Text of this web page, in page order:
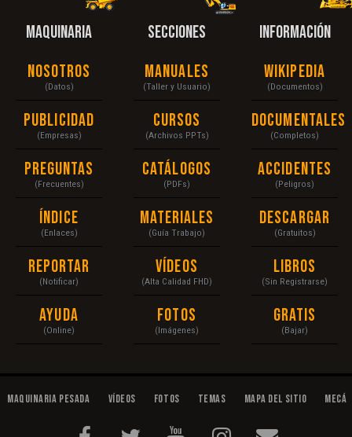
MAQUINARIA
Nosotros
(Datos)
Publicidad
(Empresas)
Preguntas
(Frecuentes)
Índice
(Enlaces)
Reportar
(Notificar)
Ayuda
(Online)
SECCIONES
Manuales
(Taller y Usuario)
Cursos
(Archivos PPTs)
Catálogos
(PDFs)
Materiales
(Guía Trabajo)
Vídeos
(Alta Calidad FHD)
Fotos
(Imágenes)
INFORMACIÓN
Wikipedia
(Documentos)
Documentales
(Completos)
Accidentes
(Peligros)
Descargar
(Gratuitos)
Libros
(Sin Registrarse)
Gratis
(Bajar)
Maquinaria Pesada Vídeos Fotos Temas Mapa del Sitio